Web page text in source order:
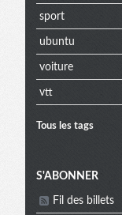
sport
ubuntu
voiture
vtt
Tous les tags
S'ABONNER
Fil des billets